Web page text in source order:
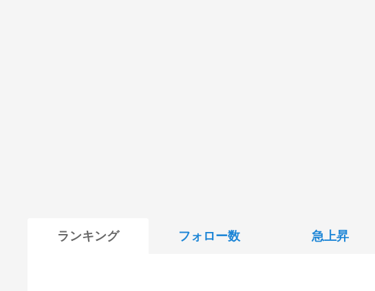
ランキング フォロー数 急上昇